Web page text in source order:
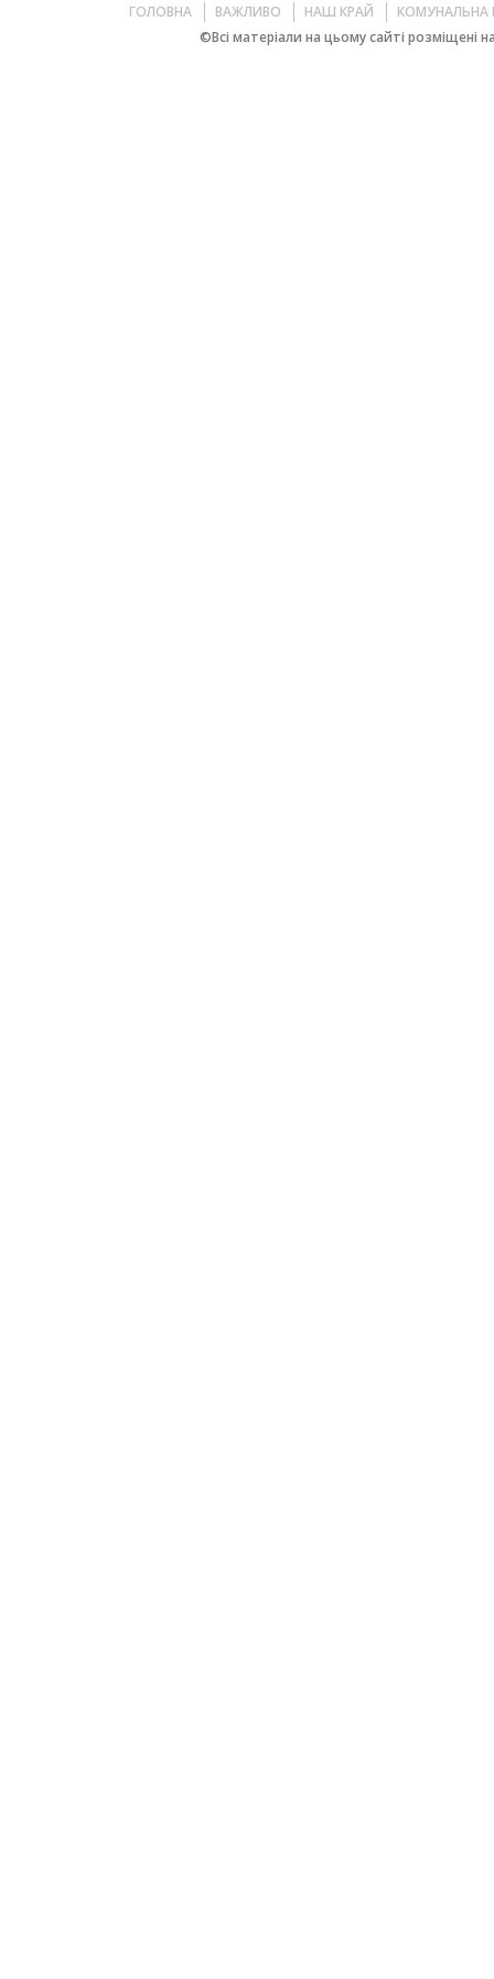
ГОЛОВНА ВАЖЛИВО НАШ КРАЙ
КОМУНАЛЬНА
©Всі матеріали на цьому сайті розміщені